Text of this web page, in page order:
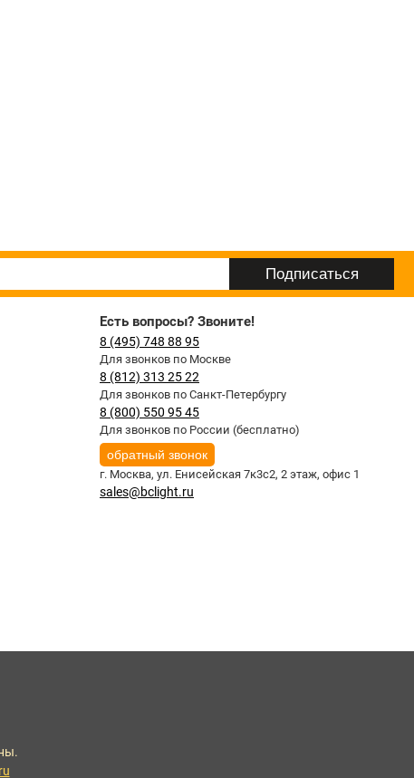
Есть вопросы? Звоните!
8 (495) 748 88 95
Для звонков по Москве
8 (812) 313 25 22
Для звонков по Санкт-Петербургу
8 (800) 550 95 45
Для звонков по России (бесплатно)
обратный звонок
г. Москва, ул. Енисейская 7к3с2, 2 этаж, офис 1
sales@bclight.ru